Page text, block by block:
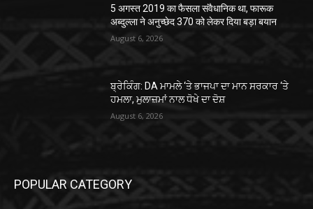
5 अगस्त 2019 का फैसला संवैधानिक था, फारूक
अब्दुल्ला ने अनुच्छेद 370 को लेकर दिया बड़ा बयान
August 6, 2026
ਬ੍ਰੇਕਿੰਗ: DA ਮਾਮਲੇ ‘ਤੇ ਭਾਜਪਾ ਦਾ ਮਾਨ ਸਰਕਾਰ ‘ਤੇ
ਹਮਲਾ, ਮੁਲਾਜ਼ਮਾਂ ਨਾਲ ਧੋਖੇ ਦਾ ਦੋਸ਼
August 6, 2026
POPULAR CATEGORY